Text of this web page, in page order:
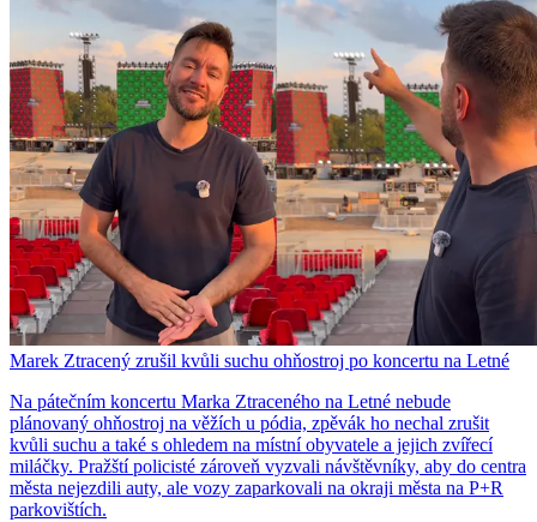
Marek Ztracený zrušil kvůli suchu ohňostroj po koncertu na Letné
Na pátečním koncertu Marka Ztraceného na Letné nebude
plánovaný ohňostroj na věžích u pódia, zpěvák ho nechal zrušit
kvůli suchu a také s ohledem na místní obyvatele a jejich zvířecí
miláčky. Pražští policisté zároveň vyzvali návštěvníky, aby do centra
města nejezdili auty, ale vozy zaparkovali na okraji města na P+R
parkovištích.